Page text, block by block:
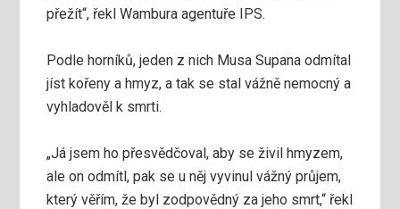
přežít“, řekl Wambura agentuře IPS.
Podle horníků, jeden z nich Musa Supana odmítal
jíst kořeny a hmyz, a tak se stal vážně nemocný a
vyhladověl k smrti.
„Já jsem ho přesvědčoval, aby se živil hmyzem,
ale on odmítl, pak se u něj vyvinul vážný průjem,
který věřím, že byl zodpovědný za jeho smrt,“ řekl